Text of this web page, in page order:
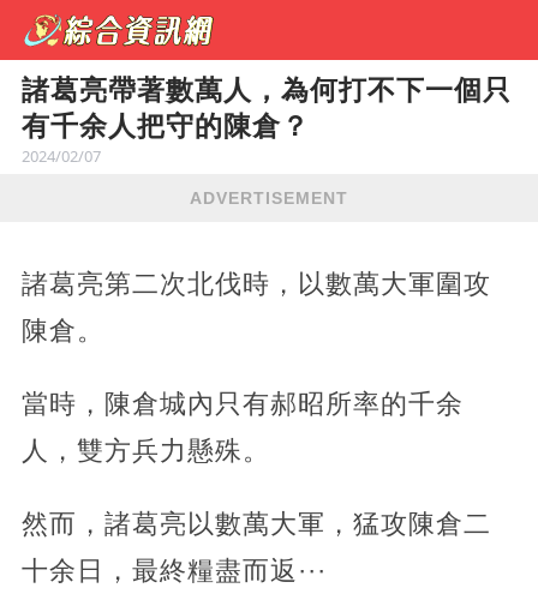
諸葛亮帶著數萬人，為何打不下一個只
有千余人把守的陳倉？
2024/02/07
ADVERTISEMENT
諸葛亮第二次北伐時，以數萬大軍圍攻
陳倉。
當時，陳倉城內只有郝昭所率的千余
人，雙方兵力懸殊。
然而，諸葛亮以數萬大軍，猛攻陳倉二
十余日，最終糧盡而返···